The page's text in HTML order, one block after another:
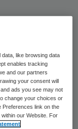
een
raad van
zich gaan
like browsing data
enables tracking
and our partners
your consent will
ads you see may not
change your choices or
Preferences link on the
our Website. For